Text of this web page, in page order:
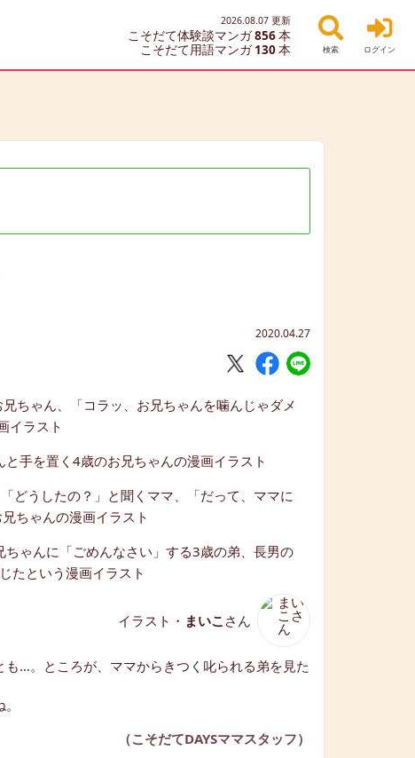
2026.08.07 更新
こそだて体験談マンガ856本
こそだて用語マンガ 130本 検索 ログイン
2020.04.27
イラスト・ まいこ さん
…。ところが、ママからきつく叱られる弟を見た
（こそだてDAYSママスタッフ）